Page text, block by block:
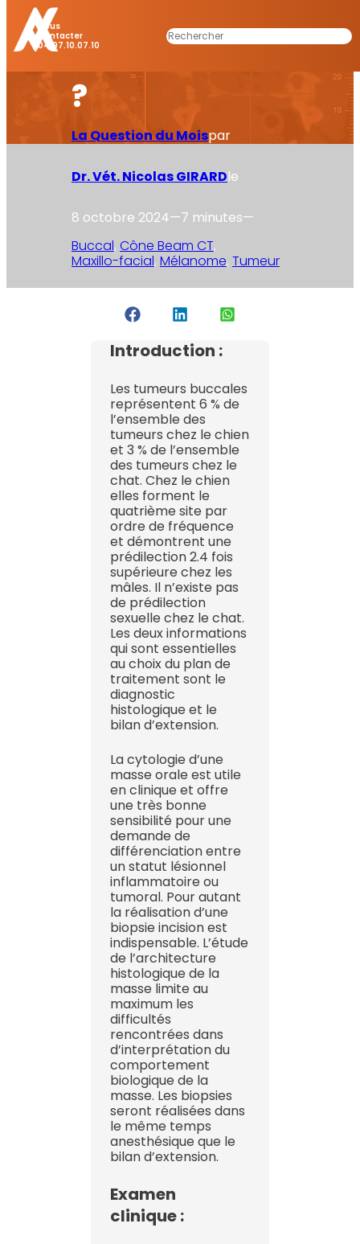
Nous
Contacter
04.97.10.07.10
Rechercher
lors de
tumeur orale
?
La Question du Moispar
Dr. Vét. Nicolas GIRARDle
8 octobre 2024—7 minutes—
Buccal, Cône Beam CT,
Maxillo-facial, Mélanome, Tumeur
Introduction :
Les tumeurs buccales
représentent 6 % de
l’ensemble des
tumeurs chez le chien
et 3 % de l’ensemble
des tumeurs chez le
chat. Chez le chien
elles forment le
quatrième site par
ordre de fréquence
et démontrent une
prédilection 2.4 fois
supérieure chez les
mâles. Il n’existe pas
de prédilection
sexuelle chez le chat.
Les deux informations
qui sont essentielles
au choix du plan de
traitement sont le
diagnostic
histologique et le
bilan d’extension.
La cytologie d’une
masse orale est utile
en clinique et offre
une très bonne
sensibilité pour une
demande de
différenciation entre
un statut lésionnel
inflammatoire ou
tumoral. Pour autant
la réalisation d’une
biopsie incision est
indispensable. L’étude
de l’architecture
histologique de la
masse limite au
maximum les
difficultés
rencontrées dans
d’interprétation du
comportement
biologique de la
masse. Les biopsies
seront réalisées dans
le même temps
anesthésique que le
bilan d’extension.
Examen
clinique :